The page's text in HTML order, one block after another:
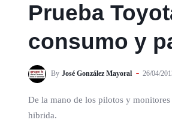
Prueba
consumo y
By José González Mayoral 26/04/
De la mano de los pilotos y
hibrida.